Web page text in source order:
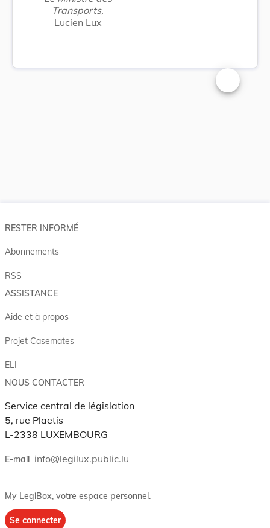
Transports,
Lucien Lux
Changer la
RESTER INFORMÉ
Abonnements
RSS
ASSISTANCE
Aide et à propos
Projet Casemates
ELI
NOUS CONTACTER
Service central de législation
5, rue Plaetis
L-2338 LUXEMBOURG
E-mail info@legilux.public.lu
My LegiBox, votre espace personnel.
Se connecter